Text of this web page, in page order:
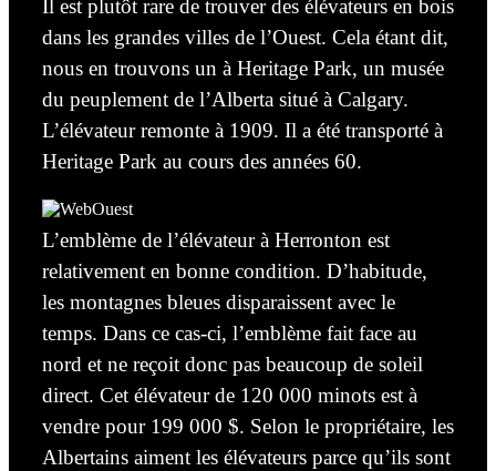
Il est plutôt rare de trouver des élévateurs en bois
dans les grandes villes de l’Ouest. Cela étant dit,
nous en trouvons un à Heritage Park, un musée
du peuplement de l’Alberta situé à Calgary.
L’élévateur remonte à 1909. Il a été transporté à
Heritage Park au cours des années 60.
L’emblème de l’élévateur à Herronton est
relativement en bonne condition. D’habitude,
les montagnes bleues disparaissent avec le
temps. Dans ce cas-ci, l’emblème fait face au
nord et ne reçoit donc pas beaucoup de soleil
direct. Cet élévateur de 120 000 minots est à
vendre pour 199 000 $. Selon le propriétaire, les
Albertains aiment les élévateurs parce qu’ils sont